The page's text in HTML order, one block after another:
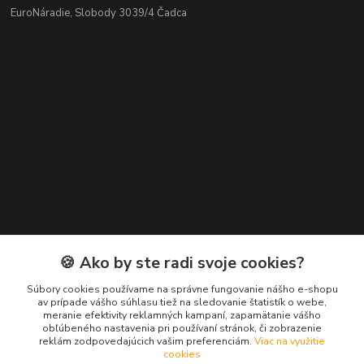
EuroNáradie, Slobody 3039/4 Čadca
Kontakty
Zákaznícka podpora EuroNáradie
+421 911 629 846
(Po-Pia, 8-16 hod.)
info@euronaradie.sk
🍪 Ako by ste radi svoje cookies?
Súbory cookies používame na správne fungovanie nášho e-shopu
av prípade vášho súhlasu tiež na sledovanie štatistík o webe,
meranie efektivity reklamných kampaní, zapamätanie vášho
obľúbeného nastavenia pri používaní stránok, či zobrazenie
reklám zodpovedajúcich vašim preferenciám. Viac na využitie
cookies